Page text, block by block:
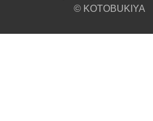
© KOTOBUKIYA